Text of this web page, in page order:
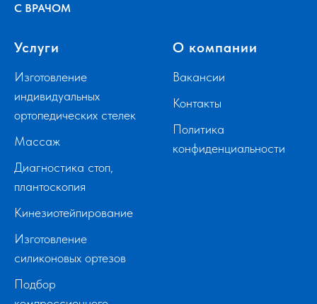
С ВРАЧОМ
Услуги
Изготовление
индивидуальных
ортопедических стелек
Массаж
Диагностика стоп,
плантоскопия
Кинезиотейпирование
Изготовление
силиконовых ортезов
Подбор
О компании
Вакансии
Контакты
Политика
конфиденциальности